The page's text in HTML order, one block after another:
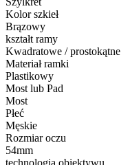
Kolor szkieł
Brązowy
kształt ramy
Kwadratowe / prostokątne
Materiał ramki
Plastikowy
Most lub Pad
Most
Płeć
Męskie
Rozmiar oczu
54mm
technologia obiektywu